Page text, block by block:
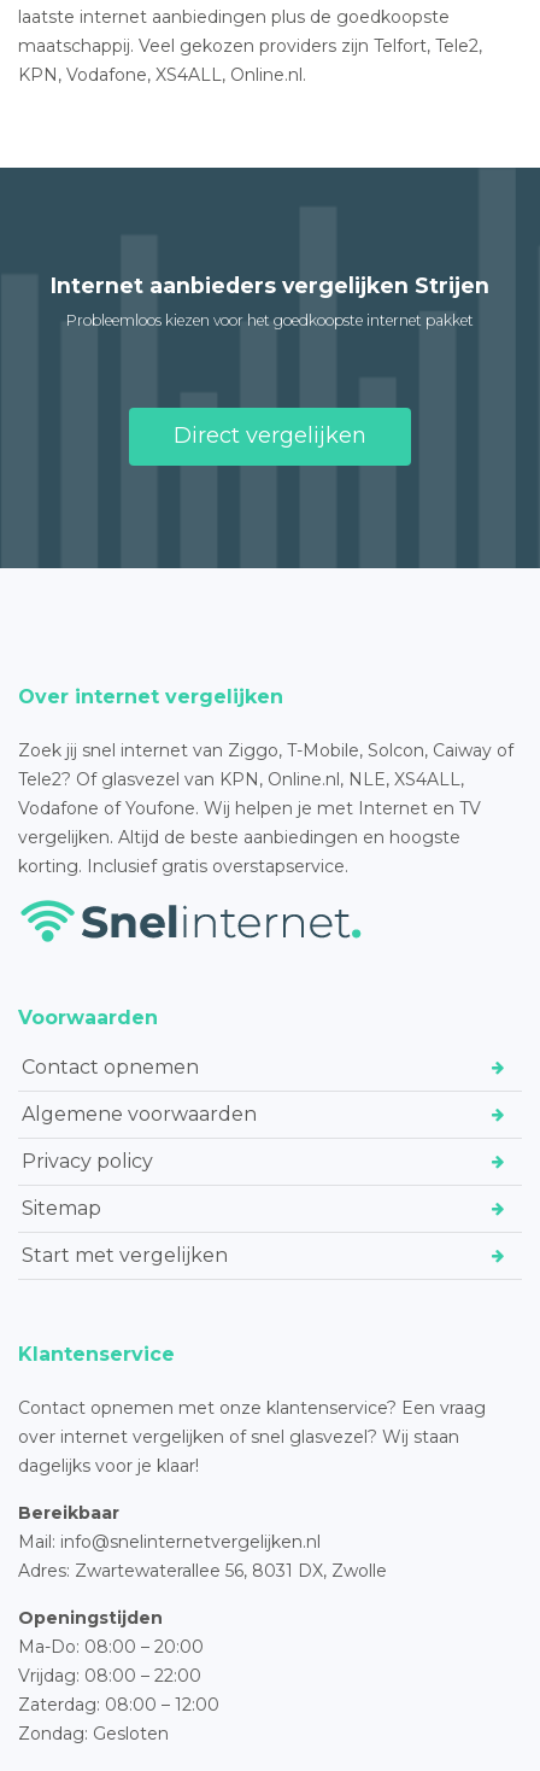
laatste internet aanbiedingen plus de goedkoopste
maatschappij. Veel gekozen providers zijn Telfort, Tele2,
KPN, Vodafone, XS4ALL, Online.nl.
Internet aanbieders vergelijken Strijen
Probleemloos kiezen voor het goedkoopste internet pakket
Direct vergelijken
Over internet vergelijken
Zoek jij snel internet van Ziggo, T-Mobile, Solcon, Caiway of
Tele2? Of glasvezel van KPN, Online.nl, NLE, XS4ALL,
Vodafone of Youfone. Wij helpen je met Internet en TV
vergelijken. Altijd de beste aanbiedingen en hoogste
korting. Inclusief gratis overstapservice.
Voorwaarden
Contact opnemen
Algemene voorwaarden
Privacy policy
Sitemap
Start met vergelijken
Klantenservice
Contact opnemen met onze klantenservice? Een vraag
over internet vergelijken of snel glasvezel? Wij staan
dagelijks voor je klaar!
Bereikbaar
Mail: info@snelinternetvergelijken.nl
Adres: Zwartewaterallee 56, 8031 DX, Zwolle
Openingstijden
Ma-Do: 08:00 – 20:00
Vrijdag: 08:00 – 22:00
Zaterdag: 08:00 – 12:00
Zondag: Gesloten